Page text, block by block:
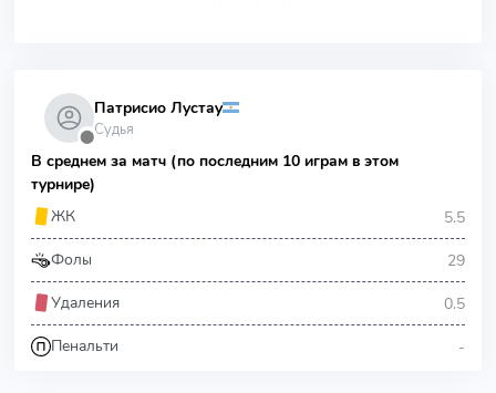
⬤
Патрисио Лустау
Судья
В среднем за матч (по последним 10 играм в этом
турнире)
ЖК
5.5
Фолы 29
Удаления 0.5
Пенальти -